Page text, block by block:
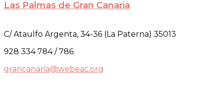
Las Palmas de Gran Canaria
C/ Ataulfo Argenta, 34-36 (La Paterna) 35013
928 334 784 / 786
grancanaria@webeac.org